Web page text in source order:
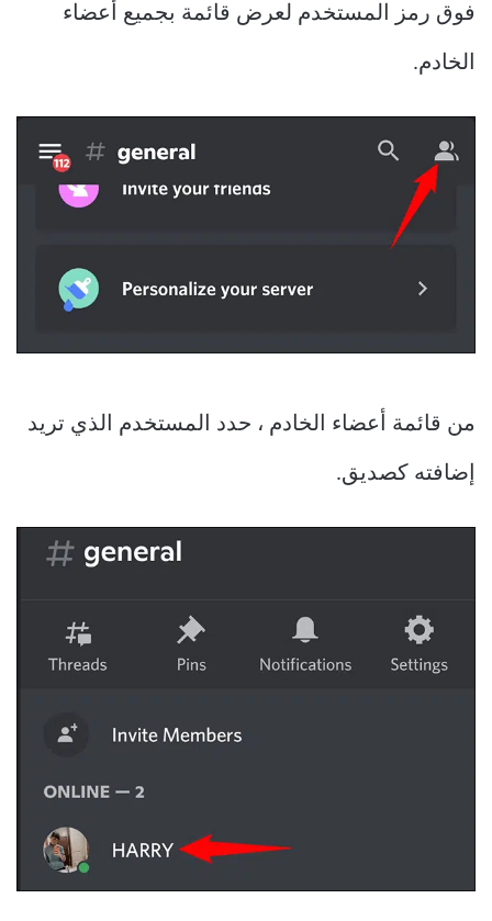
فوق رمز المستخدم لعرض قائمة بجميع أعضاء
الخادم.
من قائمة أعضاء الخادم ، حدد المستخدم الذي تريد
إضافته كصديق.